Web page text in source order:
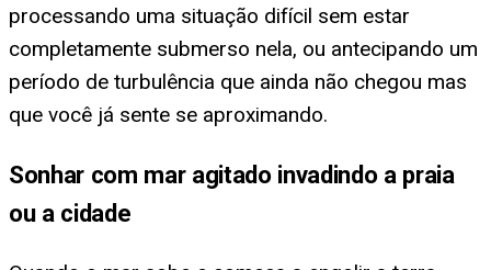
processando uma situação difícil sem estar
completamente submerso nela, ou antecipando um
período de turbulência que ainda não chegou mas
que você já sente se aproximando.
Sonhar com mar agitado invadindo a praia
ou a cidade